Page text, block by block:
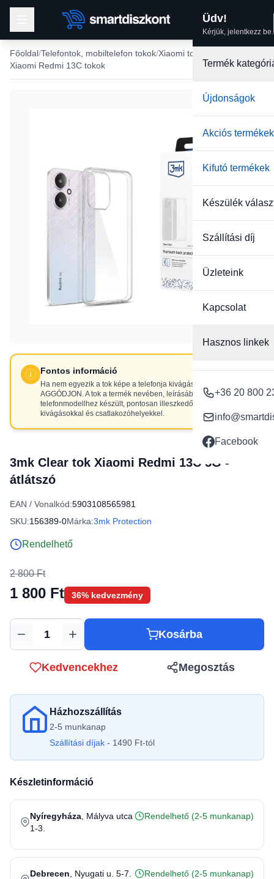
Üdv!
Kérjük, jelentkezz be.
Termék
Újdonságok
Akciós termékek
Kifutó termékek
Készülék
Szállítási díj
Üzleteink
Kapcsolat
Hasznos linkek
+36 20 800
Facebook
Főoldal Telefontok, mobiltelefon tokok Xiaomi tokok
Xiaomi Redmi 13C tokok
Fontos információ
Ha nem egyezik a tok képe a telefonja kivágásaival, NE
AGGÓDJON. A tok a termék nevében, leírásában szereplő
telefonmodellhez készült, pontosan illeszkedő
kivágásokkal és csatlakozóhelyekkel.
3mk Clear tok Xiaomi Redmi 13C 5G -
átlátszó
EAN / Vonalkód:5903108565981
SKU:156389-0Márka:3mk Protection
Rendelhető
2 800 Ft
1 800 Ft 36% kedvezmény
Mennyiség Kosárba
Kedvencekhez Megosztás
Házhozszállítás
2-5 munkanap
Szállítási díjak - 1490 Ft-tól
Készletinformáció
Nyíregyháza , Mályva utca
1-3.
Rendelhető (2-5 munkanap)
Debrecen , Nyugati u. 5-7.
Rendelhető (2-5 munkanap)